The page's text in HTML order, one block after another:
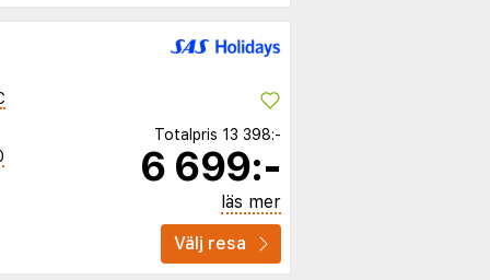
Totalpris 13 398:-
6 699:-
läs mer
Välj resa